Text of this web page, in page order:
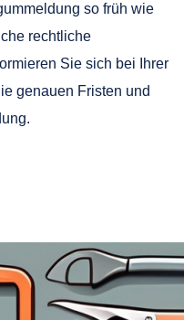
so früh wie
rechtliche
Sie sich bei Ihrer
genauen Fristen und